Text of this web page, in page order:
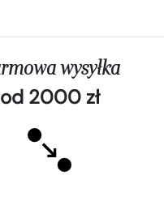
wysyłka
od 2000 zł